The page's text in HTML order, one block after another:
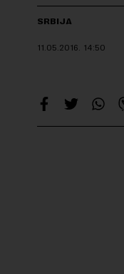
SRBIJA
11.05.2016. 14:50